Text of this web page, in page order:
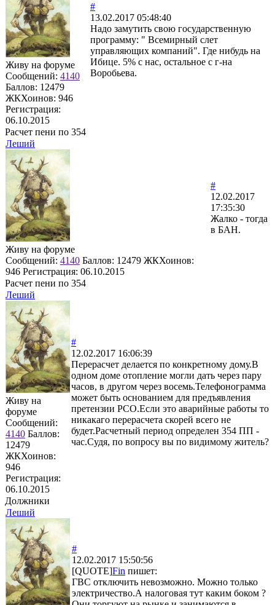
Живу на форуме
Сообщений: 4140
Баллов: 12479
ЖКХоинов: 946
Регистрация:
06.10.2015
#
13.02.2017 05:48:40
Надо замутить свою государственную
программу: " Всемирный слет
управляющих компаний". Где нибудь на
Ибице. 5% с нас, остальное с г-на
Воробьева.
Расчет пени по 354
Леший
Живу на форуме
Сообщений: 4140 Баллов: 12479 ЖКХоинов:
946 Регистрация: 06.10.2015
#
12.02.2017
17:35:30
Жалко - тогда
в БАН.
Расчет пени по 354
Леший
Живу на
форуме
Сообщений:
4140 Баллов:
12479
ЖКХоинов:
946
Регистрация:
06.10.2015
#
12.02.2017 16:06:39
Перерасчет делается по конкретному дому.В
одном доме отопление могли дать через пару
часов, в другом через восемь.Телефонограмма
может быть основанием для предъявления
претензии РСО.Если это аварийные работы то
никакаго перерасчета скорей всего не
будет.Расчетный период определен 354 ПП -
час.Судя, по вопросу вы по видимому житель?
Должники
Леший
#
12.02.2017 15:50:56
[QUOTE]Fin пишет:
ГВС отключить невозможно. Можно только
электричество.А налоговая тут каким боком ?